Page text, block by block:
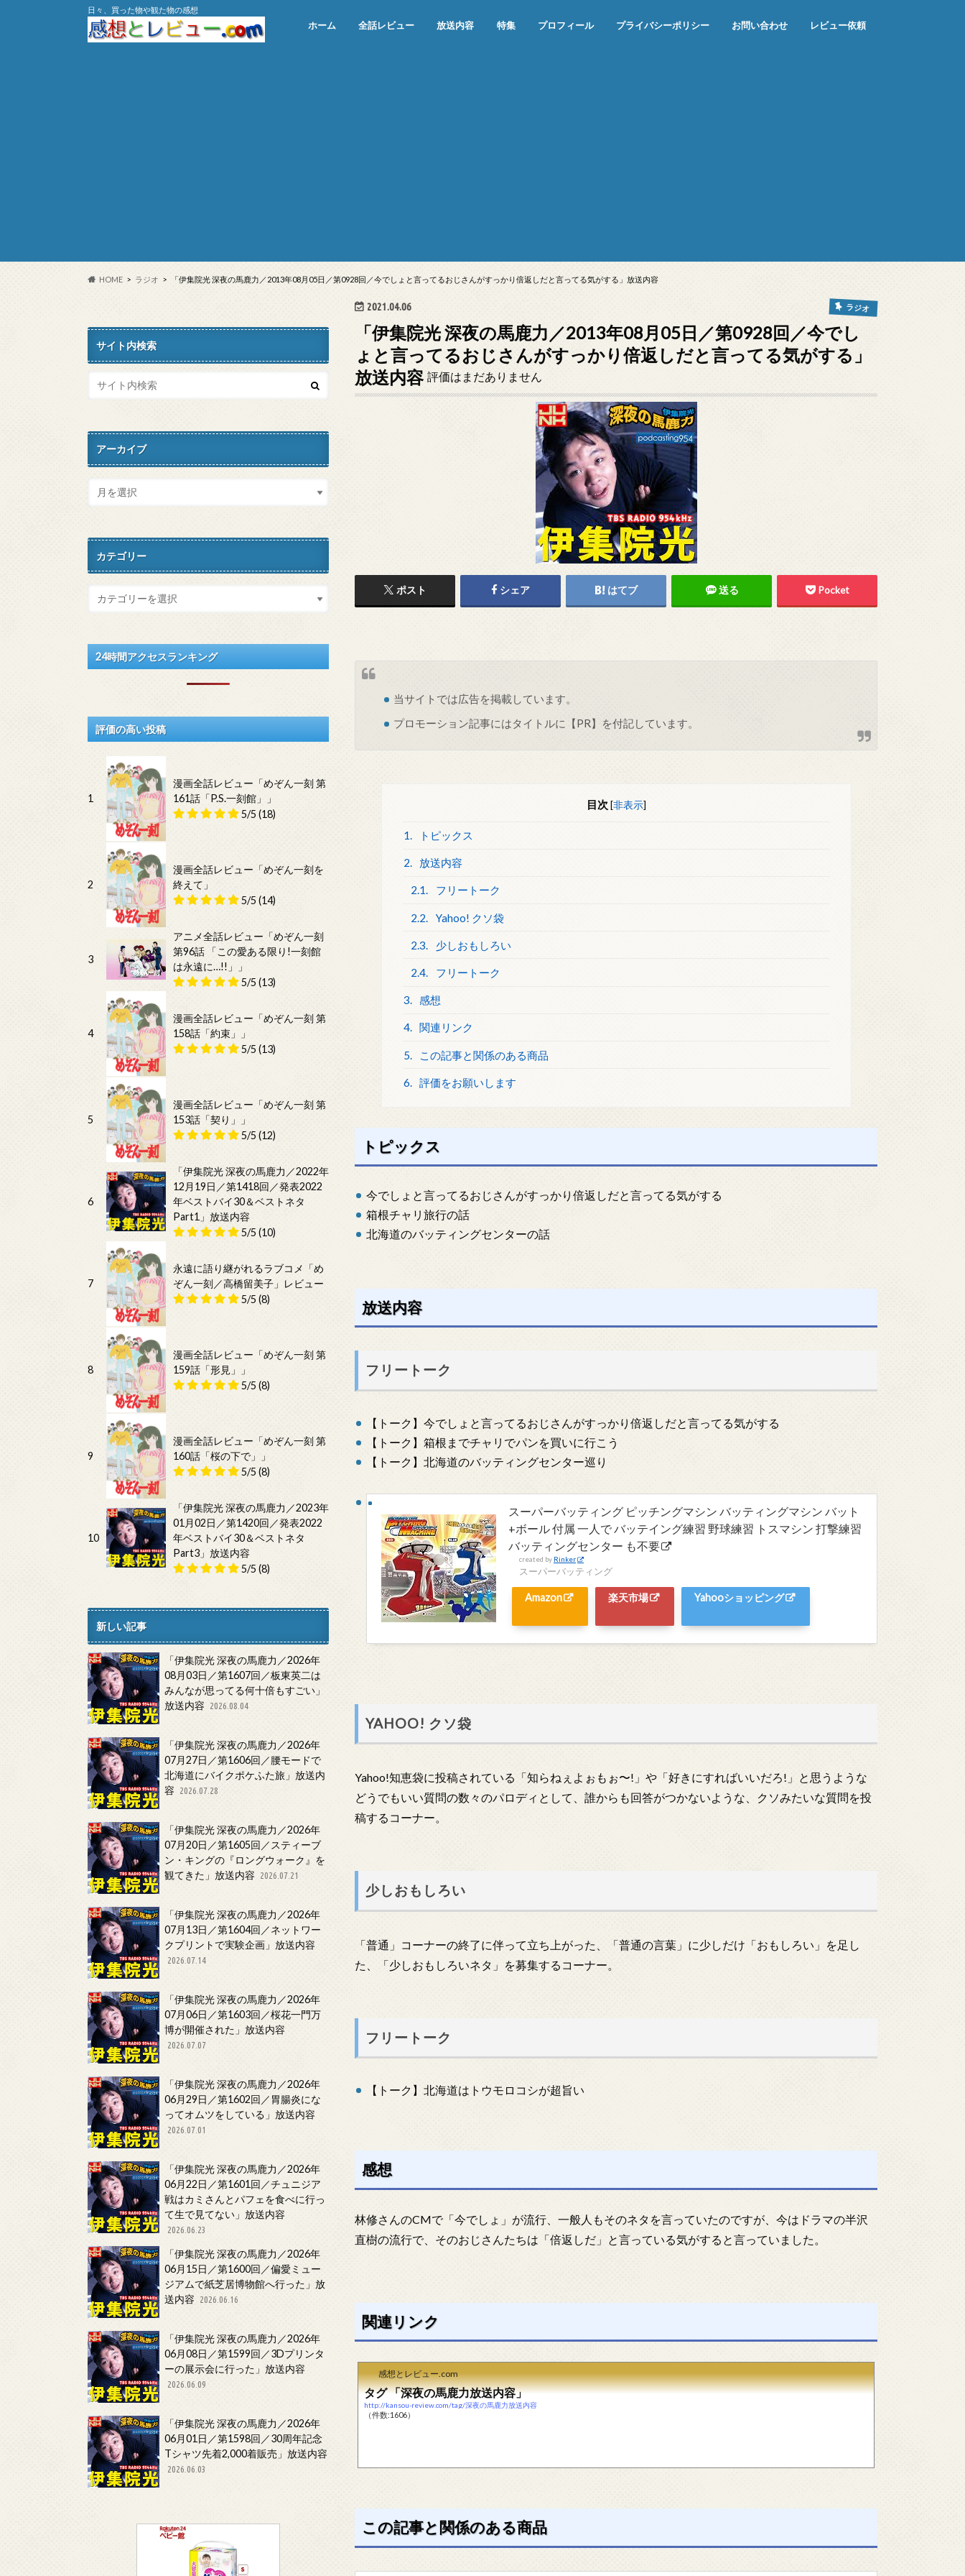
日々、買った物や観た物の感想
ホーム 全話レビュー 放送内容 特集 プロフィール プライバシーポリシー お問い合わせ レビュー依頼
HOME ラジオ 「伊集院光 深夜の馬鹿力／2013年08月05日／第0928回／今でしょと言ってるおじさんがすっかり倍返しだと言ってる気がする」放送内容
2021.04.06 ラジオ
「伊集院光 深夜の馬鹿力／2013年08月05日／第0928回／今でし
ょと言ってるおじさんがすっかり倍返しだと言ってる気がする」
放送内容 評価はまだありません
ポスト シェア はてブ 送る Pocket
当サイトでは広告を掲載しています。
プロモーション記事にはタイトルに【PR】を付記しています。
目次 [非表示]
1. トピックス
2. 放送内容
2.1. フリートーク
2.2. Yahoo! クソ袋
2.3. 少しおもしろい
2.4. フリートーク
3. 感想
4. 関連リンク
5. この記事と関係のある商品
6. 評価をお願いします
トピックス
今でしょと言ってるおじさんがすっかり倍返しだと言ってる気がする
箱根チャリ旅行の話
北海道のバッティングセンターの話
放送内容
フリートーク
【トーク】今でしょと言ってるおじさんがすっかり倍返しだと言ってる気がする
【トーク】箱根までチャリでパンを買いに行こう
【トーク】北海道のバッティングセンター巡り
スーパーバッティング ピッチングマシン バッティングマシン バット
+ボール 付属 一人で バッテイング練習 野球練習 トスマシン 打撃練習
バッティングセンター も不要
created by Rinker
スーパーバッティング
Amazon 楽天市場 Yahooショッピング
YAHOO! クソ袋
Yahoo!知恵袋に投稿されている「知らねぇよぉもぉ〜!」や「好きにすればいいだろ!」と思うような
どうでもいい質問の数々のパロディとして、誰からも回答がつかないような、クソみたいな質問を投
稿するコーナー。
少しおもしろい
「普通」コーナーの終了に伴って立ち上がった、「普通の言葉」に少しだけ「おもしろい」を足し
た、「少しおもしろいネタ」を募集するコーナー。
フリートーク
【トーク】北海道はトウモロコシが超旨い
感想
林修さんのCMで「今でしょ」が流行、一般人もそのネタを言っていたのですが、今はドラマの半沢
直樹の流行で、そのおじさんたちは「倍返しだ」と言っている気がすると言っていました。
関連リンク
感想とレビュー.com
タグ 「深夜の馬鹿力放送内容」
http://kansou-review.com/tag/深夜の馬鹿力放送内容
（件数:1606）
この記事と関係のある商品
サイト内検索
アーカイブ
カテゴリー
24時間アクセスランキング
評価の高い投稿
1
漫画全話レビュー「めぞん一刻 第
161話「P.S.一刻館」」
5/5 (18)
2
漫画全話レビュー「めぞん一刻を
終えて」
5/5 (14)
3
アニメ全話レビュー「めぞん一刻
第96話 「この愛ある限り!一刻館
は永遠に…!!」」
5/5 (13)
4
漫画全話レビュー「めぞん一刻 第
158話「約束」」
5/5 (13)
5
漫画全話レビュー「めぞん一刻 第
153話「契り」」
5/5 (12)
6
「伊集院光 深夜の馬鹿力／2022年
12月19日／第1418回／発表2022
年ベストバイ30＆ベストネタ
Part1」放送内容
5/5 (10)
7
永遠に語り継がれるラブコメ「め
ぞん一刻／高橋留美子」レビュー
5/5 (8)
8
漫画全話レビュー「めぞん一刻 第
159話「形見」」
5/5 (8)
9
漫画全話レビュー「めぞん一刻 第
160話「桜の下で」」
5/5 (8)
10
「伊集院光 深夜の馬鹿力／2023年
01月02日／第1420回／発表2022
年ベストバイ30＆ベストネタ
Part3」放送内容
5/5 (8)
新しい記事
「伊集院光 深夜の馬鹿力／2026年
08月03日／第1607回／板東英二は
みんなが思ってる何十倍もすごい」
放送内容
2026.08.04
「伊集院光 深夜の馬鹿力／2026年
07月27日／第1606回／腰モードで
北海道にバイクポケふた旅」放送内
容
2026.07.28
「伊集院光 深夜の馬鹿力／2026年
07月20日／第1605回／スティーブ
ン・キングの『ロングウォーク』を
観てきた」放送内容
2026.07.21
「伊集院光 深夜の馬鹿力／2026年
07月13日／第1604回／ネットワー
クプリントで実験企画」放送内容
2026.07.14
「伊集院光 深夜の馬鹿力／2026年
07月06日／第1603回／桜花一門万
博が開催された」放送内容
2026.07.07
「伊集院光 深夜の馬鹿力／2026年
06月29日／第1602回／胃腸炎にな
ってオムツをしている」放送内容
2026.07.01
「伊集院光 深夜の馬鹿力／2026年
06月22日／第1601回／チュニジア
戦はカミさんとパフェを食べに行っ
て生で見てない」放送内容
2026.06.23
「伊集院光 深夜の馬鹿力／2026年
06月15日／第1600回／偏愛ミュー
ジアムで紙芝居博物館へ行った」放
送内容
2026.06.16
「伊集院光 深夜の馬鹿力／2026年
06月08日／第1599回／3Dプリンタ
ーの展示会に行った」放送内容
2026.06.09
「伊集院光 深夜の馬鹿力／2026年
06月01日／第1598回／30周年記念
Tシャツ先着2,000着販売」放送内容
2026.06.03